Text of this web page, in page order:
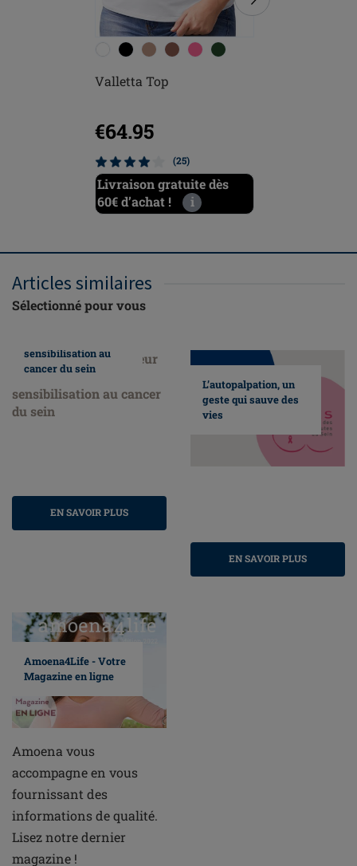
Valletta Top
€64.95
(25)
Livraison gratuite dès
60€ d’achat !
i
Articles similaires
Sélectionné pour vous
sensibilisation au
cancer du sein
EN SAVOIR PLUS
L’autopalpation, un
geste qui sauve des
vies
EN SAVOIR PLUS
Amoena4Life - Votre
Magazine en ligne
Amoena vous
accompagne en vous
fournissant des
informations de qualité.
Lisez notre dernier
magazine !